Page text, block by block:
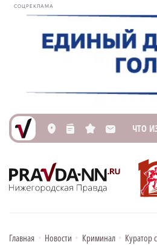
СОЦРЕКЛАМА
L n s M ЧТО
Главная • Новости • Криминал • Куратор